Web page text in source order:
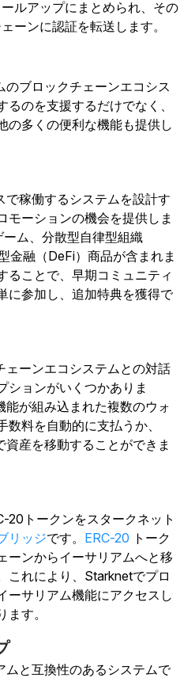
ルアップにまとめられ、その
ーンに認証を転送します。
ブロックチェーンエコシス
のを支援するだけでなく、
の多くの便利な機能も提供し
稼働するシステムを設計す
モーションの機会を提供しま
ーム、分散型自律型組織
金融（DeFi）商品が含まれま
ることで、早期コミュニティ
に参加し、追加特典を獲得で
ェーンエコシステムとの対話
ションがいくつかありま
能が組み込まれた複数のウォ
料を自動的に支払うか、
産を移動することができま
20トークンをスタークネット
リッジです。 ERC-20 トーク
ーンからイーサリアムへと移
これにより、Starknetでプロ
ーサリアム機能にアクセスし
す。
ムと互換性のあるシステムで